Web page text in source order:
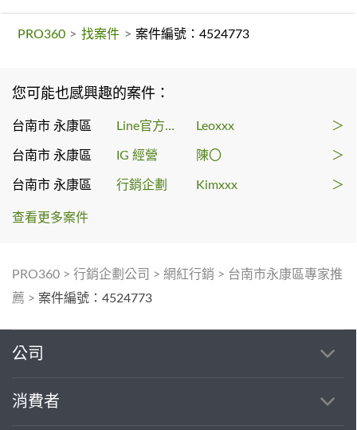
PRO360 > 找案件 > 案件編號：4524773
您可能也感興趣的案件：
台南市 永康區 Line官方帳號代操 Leoxxx ＞
台南市 永康區 IG 經營 陳〇 ＞
台南市 永康區 行銷企劃 Kimxxx ＞
查看更多案件
PRO360 > 行銷企劃公司 > 網紅行銷 > 台南市永康區專家推
薦 > 案件編號：4524773
公司
消費者